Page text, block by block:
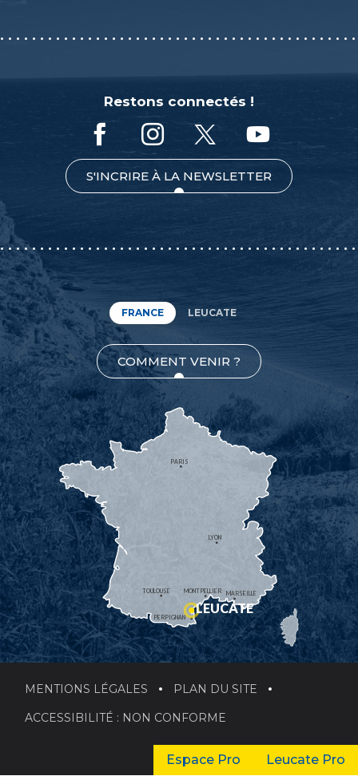
Restons connectés !
S'INCRIRE À LA NEWSLETTER
FRANCE LEUCATE
COMMENT VENIR ?
MONTPELLIER
PERPIGNAN
MARSEILLE
TOULOUSE
LYON
PARIS
LEUCATE
MENTIONS LÉGALES PLAN DU SITE
ACCESSIBILITÉ : NON CONFORME
Espace Pro Leucate Pro